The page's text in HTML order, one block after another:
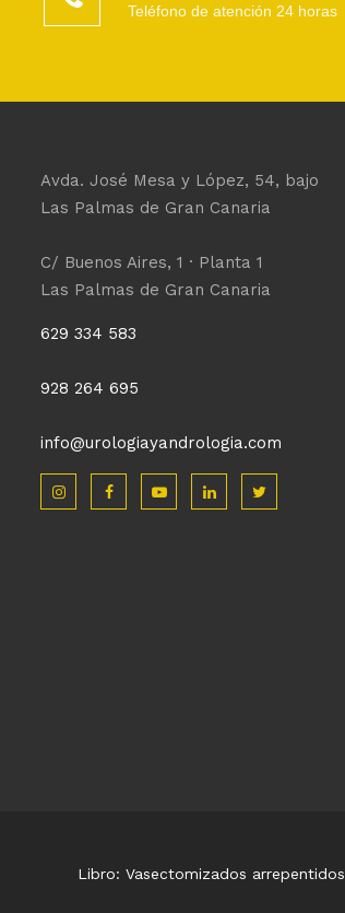
Teléfono de atención 24 horas
Avda. José Mesa y López, 54, bajo
Las Palmas de Gran Canaria
C/ Buenos Aires, 1 · Planta 1
Las Palmas de Gran Canaria
629 334 583
928 264 695
info@urologiayandrologia.com
Libro: Vasectomizados arrepentidos